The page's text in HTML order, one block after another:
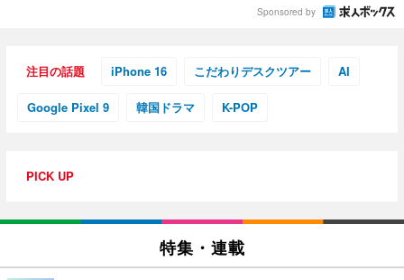
Sponsored by
注目の話題 iPhone 16 こだわりデスクツアー AI
Google Pixel 9 韓国ドラマ K-POP
PICK UP
特集・連載